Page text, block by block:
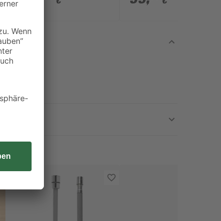
Spülkasten weiß